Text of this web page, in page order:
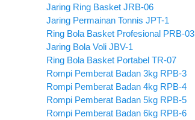
Jaring Ring Basket JRB-06
Jaring Permainan Tonnis JPT-1
Ring Bola Basket Profesional PRB-03
Jaring Bola Voli JBV-1
Ring Bola Basket Portabel TR-07
Rompi Pemberat Badan 3kg RPB-3
Rompi Pemberat Badan 4kg RPB-4
Rompi Pemberat Badan 5kg RPB-5
Rompi Pemberat Badan 6kg RPB-6